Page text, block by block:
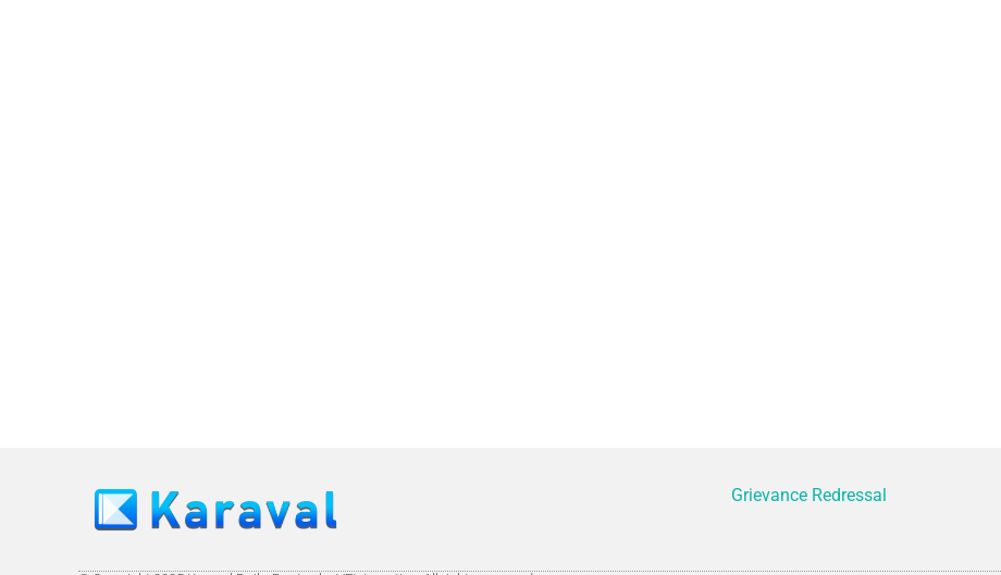
Grievance Redressal